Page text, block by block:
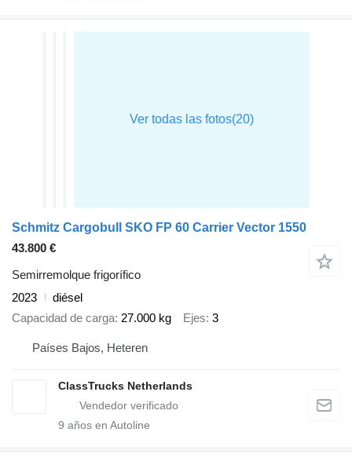
Schmitz Cargobull SKO FP 60 Carrier Vector 1550
43.800 €
Semirremolque frigorífico
2023
diésel
Capacidad de carga 27.000 kg Ejes 3
Países Bajos, Heteren
ClassTrucks Netherlands
9 años en Autoline